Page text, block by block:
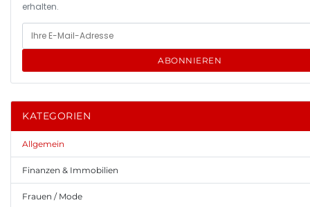
erhalten.
ABONNIEREN
KATEGORIEN
Allgemein
Finanzen & Immobilien
Frauen / Mode